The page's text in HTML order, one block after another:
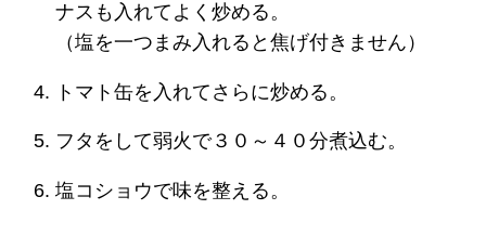
ナスも入れてよく炒める。
（塩を一つまみ入れると焦げ付きません）
トマト缶を入れてさらに炒める。
フタをして弱火で３０～４０分煮込む。
塩コショウで味を整える。